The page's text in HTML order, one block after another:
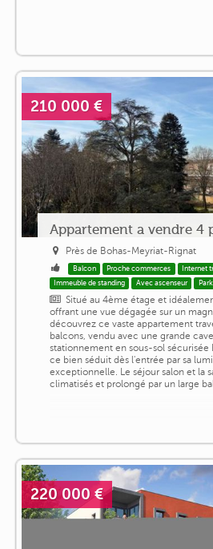
210 000 €
Appartement a vendre 4
Près de Bohas-Meyriat-Rignat
Balcon Proche commerces
Internet
Immeuble de standing
Avec ascenseur
Situé au 4ème étage et
offrant une vue dégagée sur un
découvrez ce vaste appartement
balcons, vendu avec une grande
stationnement en sous-sol sécurisée
ce bien séduit dès l'entrée par sa
exceptionnelle. Le séjour salon et la
climatisés et prolongé par un large
220 000 €